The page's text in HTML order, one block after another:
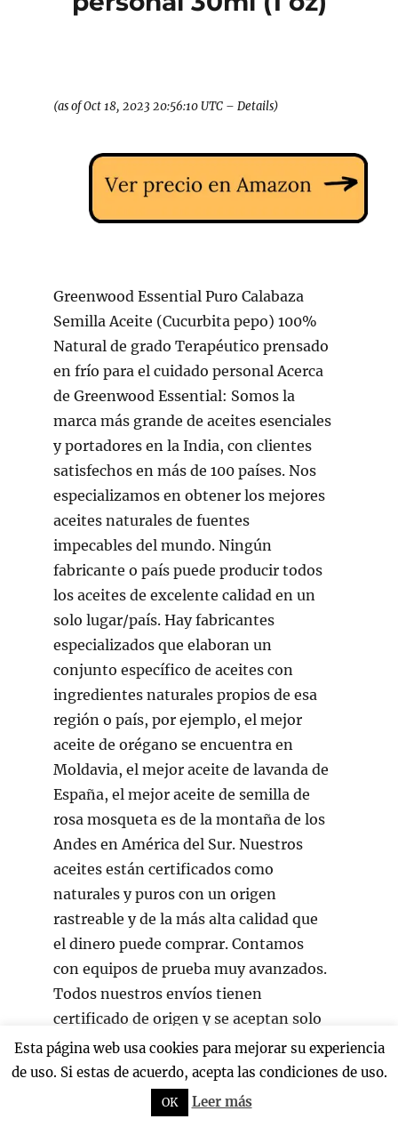
(as of Oct 18, 2023 20:56:10 UTC – Details)
Greenwood Essential Puro Calabaza
Semilla Aceite (Cucurbita pepo) 100%
Natural de grado Terapéutico prensado
en frío para el cuidado personal Acerca
de Greenwood Essential: Somos la
marca más grande de aceites esenciales
y portadores en la India, con clientes
satisfechos en más de 100 países. Nos
especializamos en obtener los mejores
aceites naturales de fuentes
impecables del mundo. Ningún
fabricante o país puede producir todos
los aceites de excelente calidad en un
solo lugar/país. Hay fabricantes
especializados que elaboran un
conjunto específico de aceites con
ingredientes naturales propios de esa
región o país, por ejemplo, el mejor
aceite de orégano se encuentra en
Moldavia, el mejor aceite de lavanda de
España, el mejor aceite de semilla de
rosa mosqueta es de la montaña de los
Andes en América del Sur. Nuestros
aceites están certificados como
naturales y puros con un origen
rastreable y de la más alta calidad que
el dinero puede comprar. Contamos
con equipos de prueba muy avanzados.
Todos nuestros envíos tienen
certificado de origen y se aceptan solo
después de rigurosas pruebas de
pureza. También somos fabricantes
líderes en su clase de una de las
mejores gamas de productos naturales
Esta página web usa cookies para mejorar su experiencia
de uso. Si estas de acuerdo, acepta las condiciones de uso.
OK Leer más